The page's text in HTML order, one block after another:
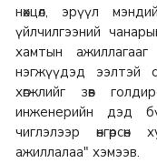
нөхцөл, эрүүл
үйлчилгээний
хамтын
нэгжүүдэд ээлтэй
хөгжлийг зөв
инженерийн дэд
чиглэлээр
ажиллалаа" хэмээв.